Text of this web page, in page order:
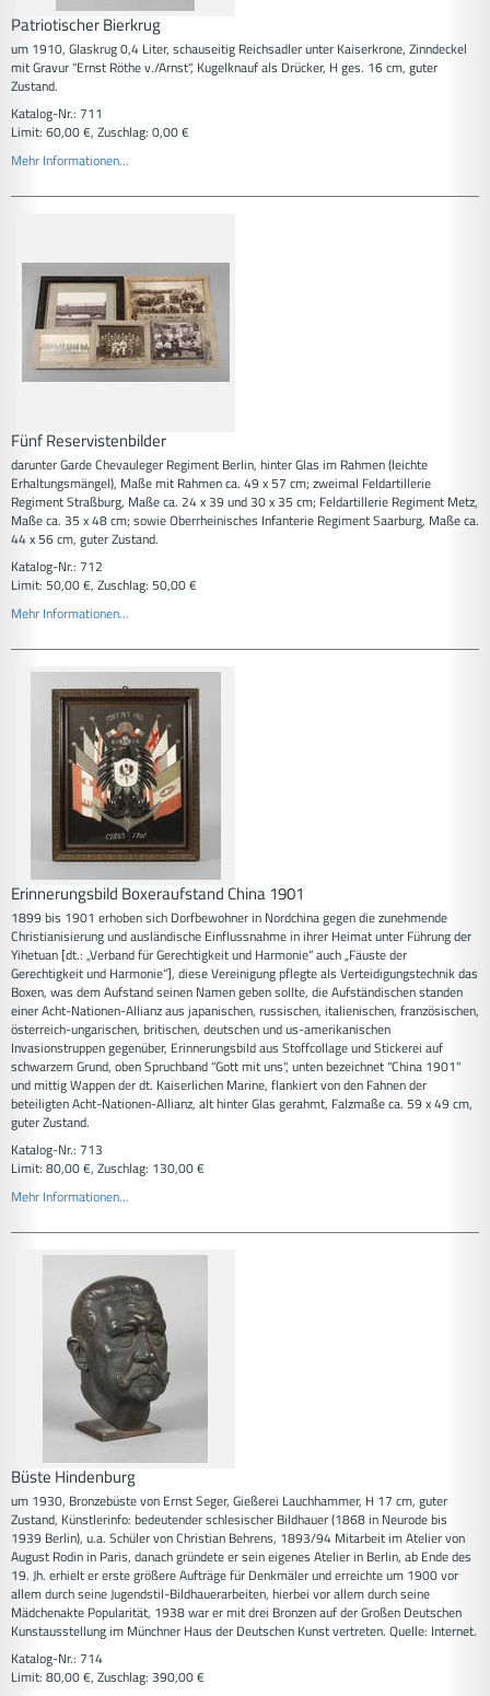
Patriotischer Bierkrug
um 1910, Glaskrug 0,4 Liter, schauseitig Reichsadler unter Kaiserkrone, Zinndeckel
mit Gravur "Ernst Röthe v./Arnst", Kugelknauf als Drücker, H ges. 16 cm, guter
Zustand.
Katalog-Nr.: 711
Limit: 60,00 €, Zuschlag: 0,00 €
Mehr Informationen...
Fünf Reservistenbilder
darunter Garde Chevauleger Regiment Berlin, hinter Glas im Rahmen (leichte
Erhaltungsmängel), Maße mit Rahmen ca. 49 x 57 cm; zweimal Feldartillerie
Regiment Straßburg, Maße ca. 24 x 39 und 30 x 35 cm; Feldartillerie Regiment Metz,
Maße ca. 35 x 48 cm; sowie Oberrheinisches Infanterie Regiment Saarburg, Maße ca.
44 x 56 cm, guter Zustand.
Katalog-Nr.: 712
Limit: 50,00 €, Zuschlag: 50,00 €
Mehr Informationen...
Erinnerungsbild Boxeraufstand China 1901
1899 bis 1901 erhoben sich Dorfbewohner in Nordchina gegen die zunehmende
Christianisierung und ausländische Einflussnahme in ihrer Heimat unter Führung der
Yihetuan [dt.: „Verband für Gerechtigkeit und Harmonie“ auch „Fäuste der
Gerechtigkeit und Harmonie“], diese Vereinigung pflegte als Verteidigungstechnik das
Boxen, was dem Aufstand seinen Namen geben sollte, die Aufständischen standen
einer Acht-Nationen-Allianz aus japanischen, russischen, italienischen, französischen,
österreich-ungarischen, britischen, deutschen und us-amerikanischen
Invasionstruppen gegenüber, Erinnerungsbild aus Stoffcollage und Stickerei auf
schwarzem Grund, oben Spruchband "Gott mit uns", unten bezeichnet "China 1901"
und mittig Wappen der dt. Kaiserlichen Marine, flankiert von den Fahnen der
beteiligten Acht-Nationen-Allianz, alt hinter Glas gerahmt, Falzmaße ca. 59 x 49 cm,
guter Zustand.
Katalog-Nr.: 713
Limit: 80,00 €, Zuschlag: 130,00 €
Mehr Informationen...
Büste Hindenburg
um 1930, Bronzebüste von Ernst Seger, Gießerei Lauchhammer, H 17 cm, guter
Zustand, Künstlerinfo: bedeutender schlesischer Bildhauer (1868 in Neurode bis
1939 Berlin), u.a. Schüler von Christian Behrens, 1893/94 Mitarbeit im Atelier von
August Rodin in Paris, danach gründete er sein eigenes Atelier in Berlin, ab Ende des
19. Jh. erhielt er erste größere Aufträge für Denkmäler und erreichte um 1900 vor
allem durch seine Jugendstil-Bildhauerarbeiten, hierbei vor allem durch seine
Mädchenakte Popularität, 1938 war er mit drei Bronzen auf der Großen Deutschen
Kunstausstellung im Münchner Haus der Deutschen Kunst vertreten. Quelle: Internet.
Katalog-Nr.: 714
Limit: 80,00 €, Zuschlag: 390,00 €